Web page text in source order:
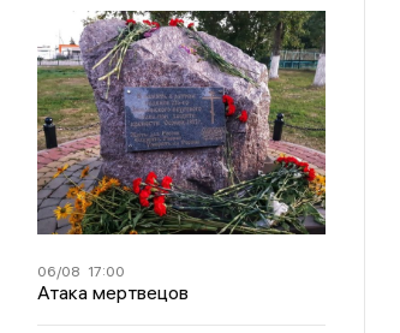
06/08 17:00
Атака мертвецов